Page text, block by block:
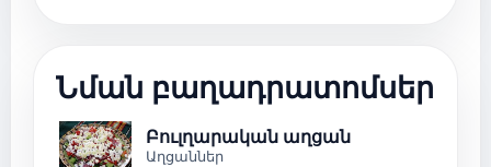
Նման բաղադրատոմսեր
Բուլղարական աղցան
Աղցաններ